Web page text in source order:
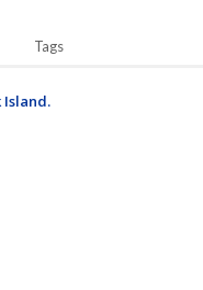
Tags
Island.